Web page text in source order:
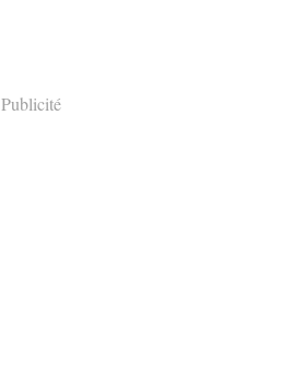
Publicité